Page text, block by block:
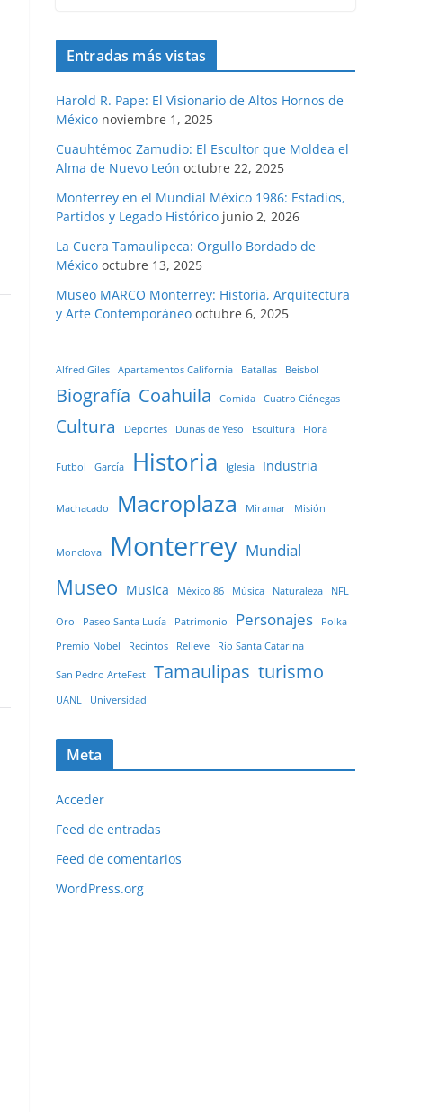
Entradas más vistas
Harold R. Pape: El Visionario de Altos Hornos de
México noviembre 1, 2025
Cuauhtémoc Zamudio: El Escultor que Moldea el
Alma de Nuevo León octubre 22, 2025
Monterrey en el Mundial México 1986: Estadios,
Partidos y Legado Histórico junio 2, 2026
La Cuera Tamaulipeca: Orgullo Bordado de
México octubre 13, 2025
Museo MARCO Monterrey: Historia, Arquitectura
y Arte Contemporáneo octubre 6, 2025
Alfred Giles Apartamentos California Batallas Beisbol
Biografía Coahuila Comida Cuatro Ciénegas
Cultura Deportes Dunas de Yeso Escultura Flora
Futbol García Historia Iglesia Industria
Machacado Macroplaza Miramar Misión
Monclova Monterrey Mundial
Museo Musica México 86 Música Naturaleza NFL
Oro Paseo Santa Lucía Patrimonio Personajes
Polka
Premio Nobel
Recintos Relieve Rio Santa Catarina
San Pedro ArteFest Tamaulipas turismo
UANL Universidad
Meta
Acceder
Feed de entradas
Feed de comentarios
WordPress.org